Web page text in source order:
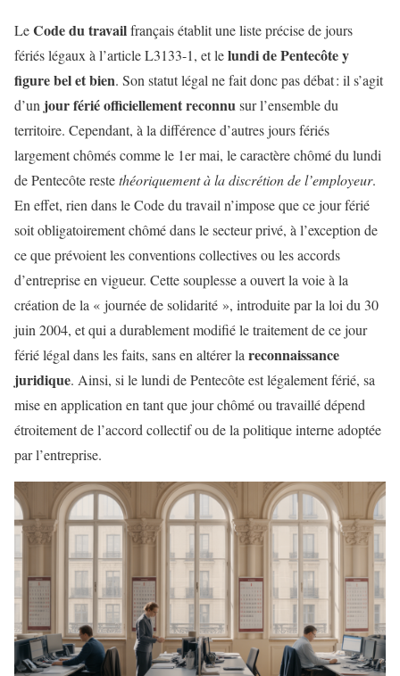
LeCode du travailfrançais établit une liste précise de jours
fériés légaux à l’article L3133-1, et lelundi de Pentecôte y
figure bel et bien. Son statut légal ne fait donc pas débat : il s’agit
d’un jour férié officiellement reconnusur l’ensemble du
territoire. Cependant, à la différence d’autres jours fériés
largement chômés comme le 1er mai, le caractère chômé du lundi
de Pentecôte restethéoriquement à la discrétion de l’employeur.
En effet, rien dans le Code du travail n’impose que ce jour férié
soit obligatoirement chômé dans le secteur privé, à l’exception de
ce que prévoient les conventions collectives ou les accords
d’entreprise en vigueur. Cette souplesse a ouvert la voie à la
création de la « journée de solidarité », introduite par la loi du 30
juin 2004, et qui a durablement modifié le traitement de ce jour
férié légal dans les faits, sans en altérer la reconnaissance
juridique. Ainsi, si le lundi de Pentecôte est légalement férié, sa
mise en application en tant que jour chômé ou travaillé dépend
étroitement de l’accord collectif ou de la politique interne adoptée
par l’entreprise.